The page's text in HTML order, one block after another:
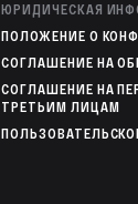
ЮРИДИЧЕСКАЯ
ПОЛОЖЕНИЕ О
СОГЛАШЕНИЕ НА
СОГЛАШЕНИЕ НА
ТРЕТЬИМ ЛИЦАМ